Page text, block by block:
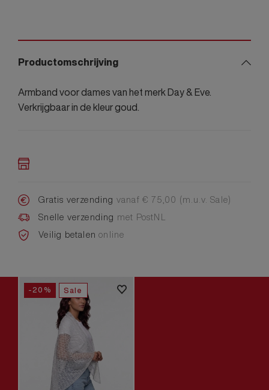
Productomschrijving
Armband voor dames van het merk Day & Eve.
Verkrijgbaar in de kleur goud.
Gratis verzending vanaf € 75,00 (m.u.v. Sale)
Snelle verzending met PostNL
Veilig betalenonline
-20% Sale